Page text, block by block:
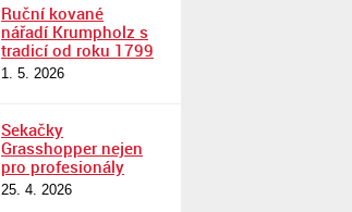
Ruční kované
nářadí Krumpholz s
tradicí od roku 1799
1. 5. 2026
Sekačky
Grasshopper nejen
pro profesionály
25. 4. 2026